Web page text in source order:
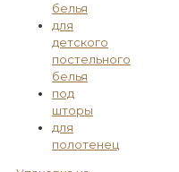
белья
для
детского
постельного
белья
под
шторы
для
полотенец